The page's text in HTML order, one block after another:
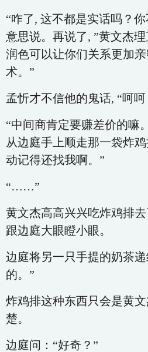
“咋了, 这不都是实话吗？
意思说。再说了, ”黄文杰
润色可以让你们关系更加
术。”
孟忻才不信他的鬼话, “呵
“中间商肯定要赚差价的嘛
从边庭手上顺走那一袋炸
动记得还找我啊。”
“……”
黄文杰高高兴兴吃炸鸡排
跟边庭大眼瞪小眼。
边庭将另一只手提的奶茶
的。”
炸鸡排这种东西只会是黄
楚。
边庭问：“好奇？”